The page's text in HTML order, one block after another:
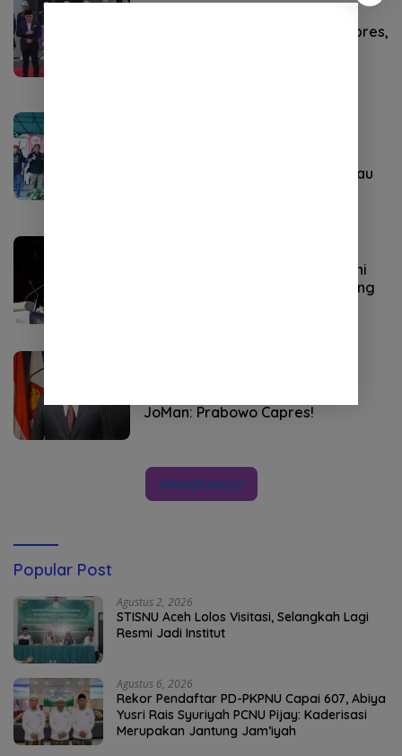
Headline,Politik
Debat Cawapres Ditemenin Capres,
Perkebunan Sawit Untuk Jangkau
Didukung Golkar dan PAN, Begini
Kekuatan ‘Mesin’ Prabowo Jelang
JoMan: Prabowo Capres!
Selengkapnya
Popular Post
Agustus 2, 2026
STISNU Aceh Lolos Visitasi, Selangkah Lagi
Resmi Jadi Institut
Agustus 6, 2026
Rekor Pendaftar PD-PKPNU Capai 607, Abiya
Yusri Rais Syuriyah PCNU Pijay: Kaderisasi
Merupakan Jantung Jam’iyah